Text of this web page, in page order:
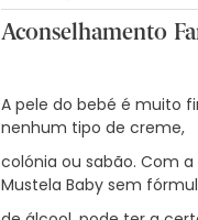
4,20€ / 100 ml
Aconselhamento
A pele do bebé é muito
nenhum tipo de creme,
colónia ou sabão. Com a
Mustela Baby sem